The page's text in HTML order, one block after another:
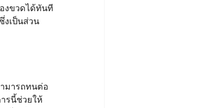
งขวดได้ทันที
งเป็นส่วน
มารถทนต่อ
รนี้ช่วยให้